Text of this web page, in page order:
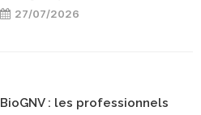
27/07/2026
BioGNV : les professionnels